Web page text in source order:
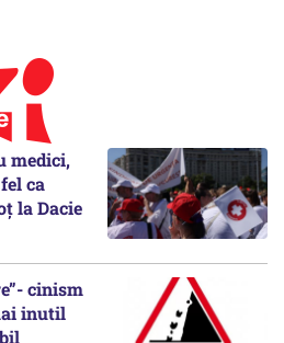
medici,
ca
la Dacie
cinism
inutil